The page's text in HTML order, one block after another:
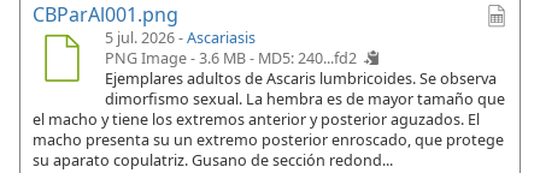
CBParAl001.png
5 jul. 2026 -Ascariasis
PNG Image - 3.6 MB - MD5: 240...fd2
Ejemplares adultos de Ascaris lumbricoides. Se observa
dimorfismo sexual. La hembra es de mayor tamaño que
el macho y tiene los extremos anterior y posterior aguzados. El
macho presenta su un extremo posterior enroscado, que protege
su aparato copulatriz. Gusano de sección redond...